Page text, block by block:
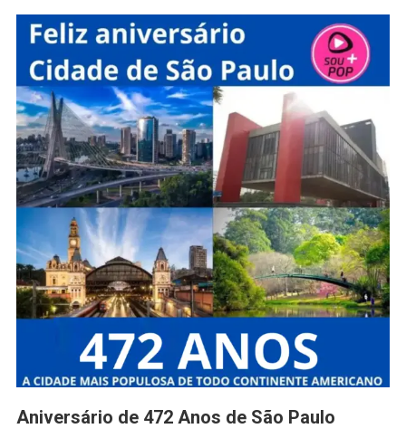
Aniversário de 472 Anos de São Paulo